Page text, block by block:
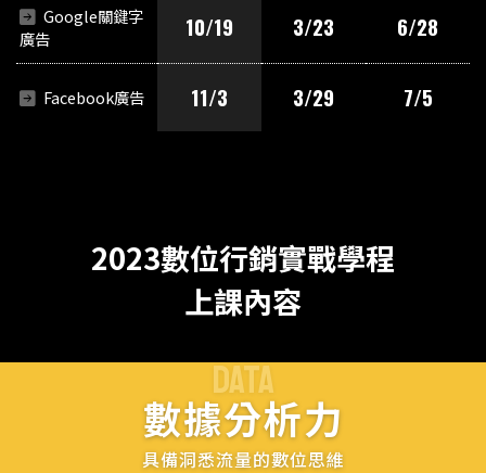
Google關鍵字
廣告
10/19 3/23 6/28
Facebook廣告 11/3 3/29 7/5
2023數位行銷實戰學程
上課內容
DATA
數據分析力
具備洞悉流量的數位思維